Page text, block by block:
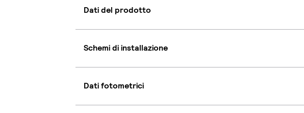
Dati del prodotto
Schemi di installazione
Dati fotometrici